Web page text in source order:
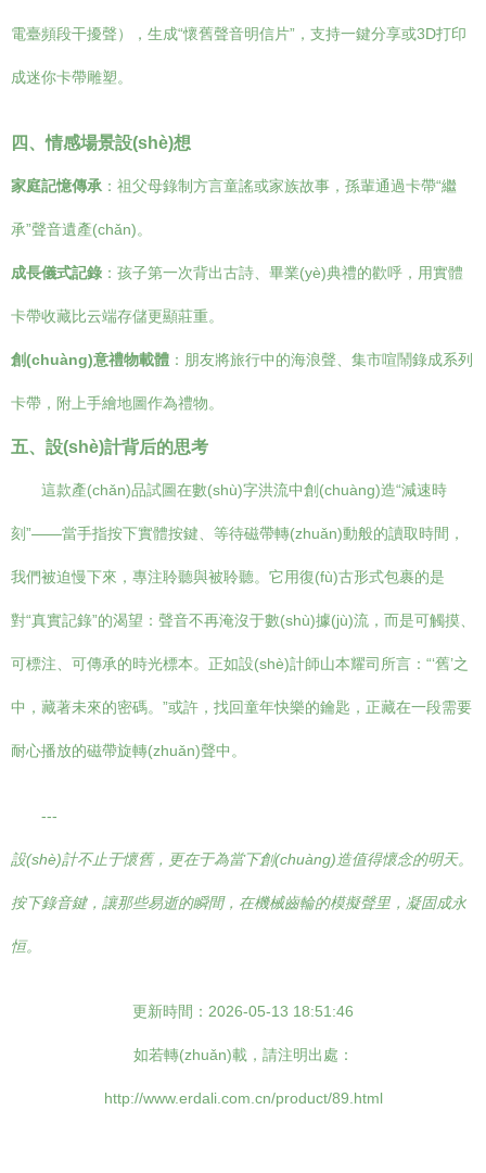
電臺頻段干擾聲），生成“懷舊聲音明信片”，支持一鍵分享或3D打印
成迷你卡帶雕塑。
四、情感場景設(shè)想
家庭記憶傳承 ：祖父母錄制方言童謠或家族故事，孫輩通過卡帶“繼
承”聲音遺產(chǎn)。
成長儀式記錄 ：孩子第一次背出古詩、畢業(yè)典禮的歡呼，用實體
卡帶收藏比云端存儲更顯莊重。
創(chuàng)意禮物載體 ：朋友將旅行中的海浪聲、集市喧鬧錄成系列
卡帶，附上手繪地圖作為禮物。
五、設(shè)計背后的思考
這款產(chǎn)品試圖在數(shù)字洪流中創(chuàng)造“減速時
刻”——當手指按下實體按鍵、等待磁帶轉(zhuǎn)動般的讀取時間，
我們被迫慢下來，專注聆聽與被聆聽。它用復(fù)古形式包裹的是
對“真實記錄”的渴望：聲音不再淹沒于數(shù)據(jù)流，而是可觸摸、
可標注、可傳承的時光標本。正如設(shè)計師山本耀司所言：“‘舊’之
中，藏著未來的密碼。”或許，找回童年快樂的鑰匙，正藏在一段需要
耐心播放的磁帶旋轉(zhuǎn)聲中。
---
設(shè)計不止于懷舊，更在于為當下創(chuàng)造值得懷念的明天。
按下錄音鍵，讓那些易逝的瞬間，在機械齒輪的模擬聲里，凝固成永
恒。
更新時間：2026-05-13 18:51:46
如若轉(zhuǎn)載，請注明出處：
http://www.erdali.com.cn/product/89.html